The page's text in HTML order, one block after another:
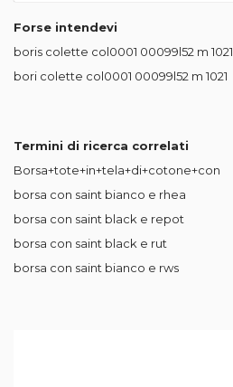
Forse intendevi
boris colette col0001 00099l52 m 1021
bori colette col0001 00099l52 m 1021
Termini di ricerca correlati
Borsa+tote+in+tela+di+cotone+con
borsa con saint bianco e rhea
borsa con saint black e repot
borsa con saint black e rut
borsa con saint bianco e rws